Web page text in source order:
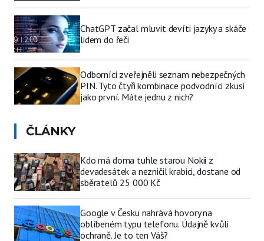
ChatGPT začal mluvit devíti jazyky a skáče
lidem do řeči
Odborníci zveřejněli seznam nebezpečných
PIN. Tyto čtyři kombinace podvodníci zkusí
jako první. Máte jednu z nich?
ČLÁNKY
Kdo má doma tuhle starou Nokii z
devadesátek a nezničil krabici, dostane od
sběratelů 25 000 Kč
Google v Česku nahrává hovory na
oblíbeném typu telefonu. Údajně kvůli
ochraně. Je to ten Váš?